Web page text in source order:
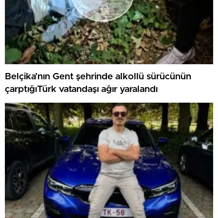
Belçika’nın Gent şehrinde alkollü sürücünün
çarptığıTürk vatandaşı ağır yaralandı